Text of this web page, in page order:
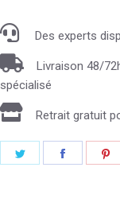
Des experts
Livraison 48/
spécialisé
Retrait gratuit